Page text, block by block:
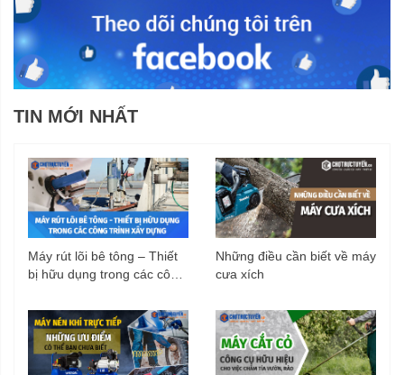
TIN MỚI NHẤT
Máy rút lõi bê tông – Thiết
bị hữu dụng trong các công
Những điều cần biết về máy
cưa xích